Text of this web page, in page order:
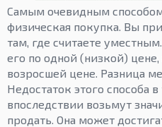
Самым очевидным способом
физическая покупка. Вы
там, где считаете
его по одной (низкой)
возросшей цене. Разница
Недостаток этого способа
впоследствии возьмут
продать. Она может